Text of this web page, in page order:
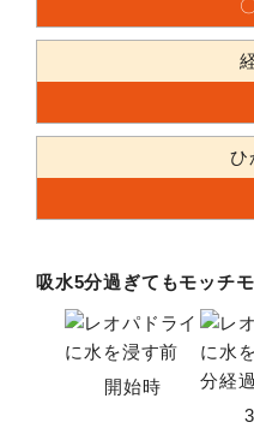
ひ
吸水5分過ぎてもモッチ
開始時